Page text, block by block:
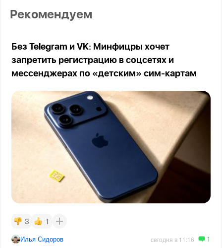
Рекомендуем
Без Telegram и VK: Минфицры хочет
запретить регистрацию в соцсетях и
мессенджерах по «детским» сим-картам
3 1
Илья Сидоров сегодня в 11:16 1